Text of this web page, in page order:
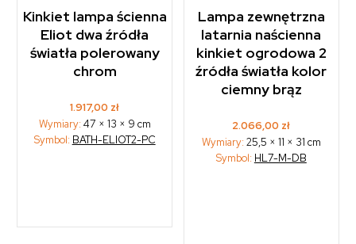
Kinkiet lampa ścienna
Eliot dwa źródła
światła polerowany
chrom
1.917,00 zł
Wymiary: 47 × 13 × 9 cm
Symbol: BATH-ELIOT2-PC
Lampa zewnętrzna
latarnia naścienna
kinkiet ogrodowa 2
źródła światła kolor
ciemny brąz
2.066,00 zł
Wymiary: 25,5 × 11 × 31 cm
Symbol: HL7-M-DB